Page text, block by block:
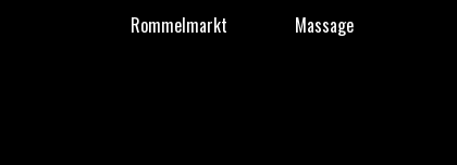
Rommelmarkt
Massage